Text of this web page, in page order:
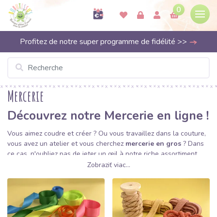
0
Profitez de notre super programme de fidélité >>
Mercerie
Découvrez notre Mercerie en ligne !
Vous aimez coudre et créer ? Ou vous travaillez dans la couture,
vous avez un atelier et vous cherchez mercerie en gros ? Dans
ce cas, n'oubliez pas de jeter un œil à notre riche assortiment.
une merceriede qualité
vous travaillez!
Zobraziť viac...